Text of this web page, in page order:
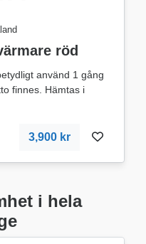
röd
använd 1 gång
finnes. Hämtas i
3,900 kr
i hela